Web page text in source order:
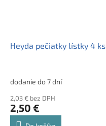
Heyda pečiatky lístky 4 ks
dodanie do 7 dní
2,03 € bez DPH
2,50 €